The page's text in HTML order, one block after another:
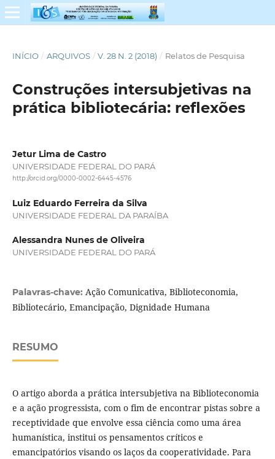
INÍCIO / ARQUIVOS / V. 28 N. 2 (2018) / Relatos de Pesquisa
Construções intersubjetivas na
prática bibliotecária: reflexões
Jetur Lima de Castro
UNIVERSIDADE FEDERAL DO PARÁ
http://orcid.org/0000-0002-6445-4576
Luiz Eduardo Ferreira da Silva
UNIVERSIDADE FEDERAL DA PARAÍBA
Alessandra Nunes de Oliveira
UNIVERSIDADE FEDERAL DO PARÁ
Palavras-chave: Ação Comunicativa, Biblioteconomia,
Bibliotecário, Emancipação, Dignidade Humana
RESUMO
O artigo aborda a prática intersubjetiva na Biblioteconomia
e a ação progressista, com o fim de encontrar pistas sobre a
receptividade que envolve essa ciência como uma área
humanística, institui os pensamentos críticos e
emancipatórios visando os laços da cooperatividade. Para